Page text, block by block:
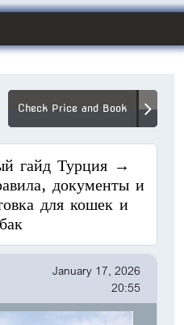
Check Price and Book
гайд Турция →
документы и
для кошек и
January 17, 2026
20:55